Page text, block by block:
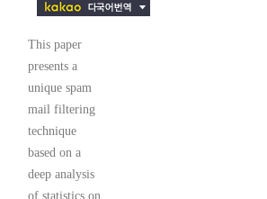
This paper
presents a
unique spam
mail filtering
technique
based on a
deep analysis
of statistics on